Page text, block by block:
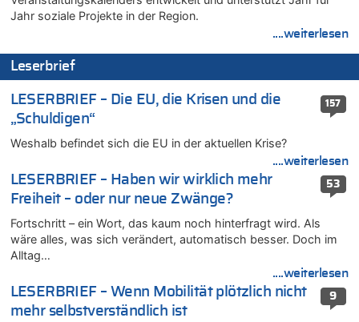
07.08.2026 - 13:39 von alter weißer mann zu
Zurück an den Rhein: Hendrich wechselt zum 1. FC Köln
Aachen ab 11. August wieder Mekka des Pferdesports –
07.08.2026 - 13:31 von Guido Scholzen zu
Wasserstand des Rheins in NRW so niedrig wie noch nie
07.08.2026 - 13:23 von JoKrings zu
Tempolimit in 30er-Zonen – Untersuchung von Vias
07.08.2026 - 13:20 von JoKrings zu
In Belgien missachten zwei von drei Autofahrern das
Tempolimit in 30er-Zonen – Untersuchung von Vias
07.08.2026 - 13:04 von Kein Raser zu
In Belgien missachten zwei von drei Autofahrern das
Tempolimit in 30er-Zonen – Untersuchung von Vias
07.08.2026 - 13:01 von Experten? zu
In Belgien missachten zwei von drei Autofahrern das
Jahr soziale Projekte in der Region.
....weiterlesen
Leserbrief
157
LESERBRIEF – Die EU, die Krisen und die
„Schuldigen“
Weshalb befindet sich die EU in der aktuellen Krise?
....weiterlesen
53
LESERBRIEF – Haben wir wirklich mehr
Freiheit – oder nur neue Zwänge?
Fortschritt – ein Wort, das kaum noch hinterfragt wird. Als
wäre alles, was sich verändert, automatisch besser. Doch im
Alltag…
....weiterlesen
9
LESERBRIEF – Wenn Mobilität plötzlich nicht
mehr selbstverständlich ist